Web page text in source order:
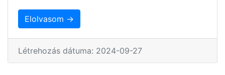
Elolvasom →
Létrehozás dátuma: 2024-09-27